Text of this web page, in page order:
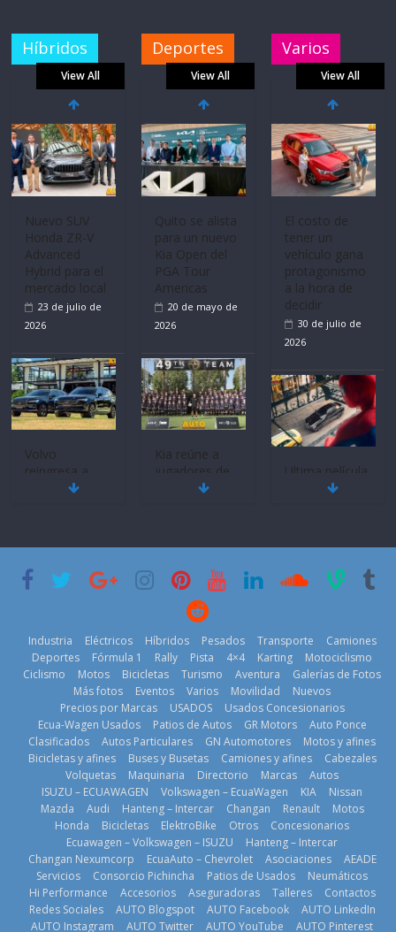
Híbridos
View All
Nuevo SUV
Honda ZR-V
Advanced
Hybrid para el
mercado local
23 de julio de
2026
Volvo
reingresa a
Ecuador de la
18 de julio de
2026
Mercado
automotor
ecuatoriano
creció un 28%
en julio de
2026
4 de agosto de
Deportes
View All
Quito se alista
para un nuevo
Kia Open del
PGA Tour
Americas
20 de mayo de
2026
Kia reúne a
jugadores de
fútbol de todo
2026
La Vuelta al
Ecuador 2026,
edición 47ª,
recorre 7
provincias en 8
días
1 de agosto de
2026
Varios
View All
El costo de
tener un
vehículo gana
protagonismo
a la hora de
decidir
30 de julio de
2026
Ultima película
‘Spider‑Man:
29 de julio de
¿Qué puede
pasar con tu
vehículo si
permanece
varios días sin
usar?
3 de agosto de
2026
Industria Eléctricos Híbridos Pesados Transporte
Camiones
Deportes
Fórmula 1 Rally Pista 4×4 Karting
Motociclismo
Ciclismo
Motos Bicicletas Turismo Aventura
Galerías de Fotos
Más fotos
Eventos Varios Movilidad
Nuevos
Precios por Marcas
USADOS
Usados Concesionarios
Ecua-Wagen Usados
Patios de Autos GR Motors
Auto Ponce
Clasificados
Autos Particulares GN Automotores
Motos y afines
Bicicletas y afines
Buses y Busetas Camiones y afines
Cabezales
Volquetas
Maquinaria Directorio Marcas
Autos
ISUZU – ECUAWAGEN
Volkswagen – EcuaWagen KIA
Nissan
Mazda
Audi Hanteng – Intercar Changan Renault
Motos
Honda
Bicicletas ElektroBike Otros
Concesionarios
Ecuawagen – Volkswagen – ISUZU
Hanteng – Intercar
Changan Nexumcorp
EcuaAuto – Chevrolet Asociaciones
AEADE
Servicios
Consorcio Pichincha Patios de Usados
Neumáticos
Hi Performance
Accesorios Aseguradoras Talleres
Contactos
Redes Sociales
AUTO Blogspot AUTO Facebook
AUTO LinkedIn
AUTO Instagram
AUTO Twitter AUTO YouTube AUTO Pinterest